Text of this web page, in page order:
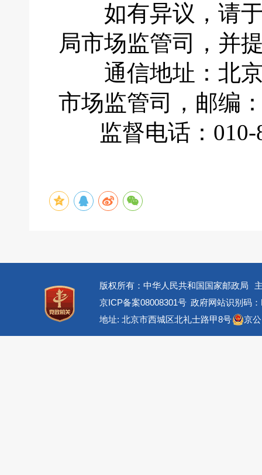
如有异议，请于
局市场监管司，并
通信地址：北京
市场监管司，邮编
监督电话：010-
版权所有：中华人民共和国国家邮政局
京ICP备案08008301号 政府网站识别码
地址: 北京市西城区北礼士路甲8号
京